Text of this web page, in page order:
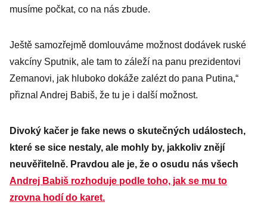
musíme počkat, co na nás zbude.
Ještě samozřejmě domlouváme možnost dodávek ruské
vakcíny Sputnik, ale tam to záleží na panu prezidentovi
Zemanovi, jak hluboko dokáže zalézt do pana Putina,“
přiznal Andrej Babiš, že tu je i další možnost.
Divoký kačer je fake news o skutečných událostech,
které se sice nestaly, ale mohly by, jakkoliv znějí
neuvěřitelně. Pravdou ale je, že o osudu nás všech
Andrej Babiš rozhoduje podle toho, jak se mu to
zrovna hodí do karet.